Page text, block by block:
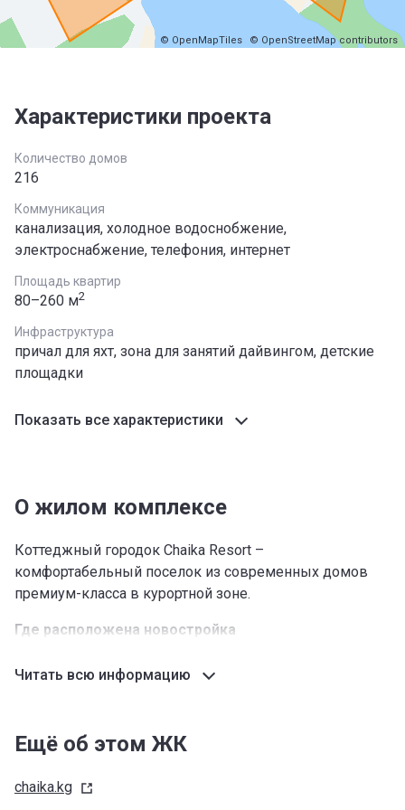
© OpenMapTiles © OpenStreetMap contributors
Характеристики проекта
Количество домов
216
Коммуникация
канализация, холодное водоснобжение,
электроснабжение, телефония, интернет
Площадь квартир
80–260 м2
Инфраструктура
причал для яхт, зона для занятий дайвингом, детские
площадки
Показать все характеристики
О жилом комплексе
Коттеджный городок Chaika Resort –
комфортабельный поселок из современных домов
премиум-класса в курортной зоне.
Где расположена новостройка
пансионатом «Чайка» на берегу озера Иссык-Куль,
Это одно из самых лучших мест не только для отдыха
на курорте с уникальным морским климатом, но и для
температура в холодное время года очень редко
Читать всю информацию
Ещё об этом ЖК
chaika.kg